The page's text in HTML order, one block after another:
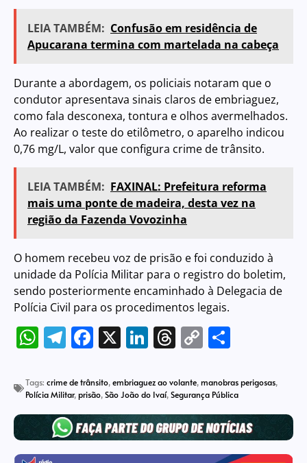
LEIA TAMBÉM: Confusão em residência de
Apucarana termina com martelada na cabeça
Durante a abordagem, os policiais notaram que o
condutor apresentava sinais claros de embriaguez,
como fala desconexa, tontura e olhos avermelhados.
Ao realizar o teste do etilômetro, o aparelho indicou
0,76 mg/L, valor que configura crime de trânsito.
LEIA TAMBÉM: FAXINAL: Prefeitura reforma
mais uma ponte de madeira, desta vez na
região da Fazenda Vovozinha
O homem recebeu voz de prisão e foi conduzido à
unidade da Polícia Militar para o registro do boletim,
sendo posteriormente encaminhado à Delegacia de
Polícia Civil para os procedimentos legais.
WhatsApp
Telegram
Facebook
X LinkedIn
Threads
Copy
Tags: crime de trânsito,embriaguez ao volante,manobras perigosas,
Polícia Militar,prisão,São João do Ivaí,Segurança Pública